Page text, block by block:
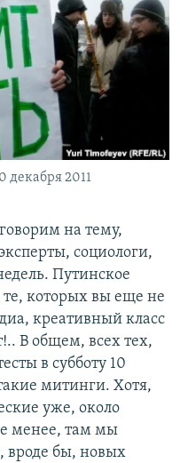
2011
на тему,
социологи,
Путинское
которых вы еще не
креативный класс
В общем, всех тех,
в субботу 10
митинги. Хотя,
уже, около
менее, там мы
вроде бы, новых